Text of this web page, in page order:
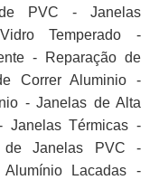
PVC - Janelas
Temperado -
- Reparação de
Correr Aluminio -
- Janelas de Alta
Janelas Térmicas -
de Janelas PVC -
Lacadas -